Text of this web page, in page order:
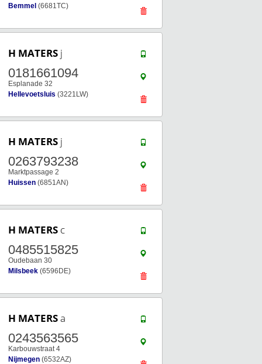
Bemmel (6681TC)
H MATERS j
0181661094
Esplanade 32
Hellevoetsluis (3221LW)
H MATERS j
0263793238
Marktpassage 2
Huissen (6851AN)
H MATERS c
0485515825
Oudebaan 30
Milsbeek (6596DE)
H MATERSa
0243563565
Karbouwstraat 4
Nijmegen (6532AZ)